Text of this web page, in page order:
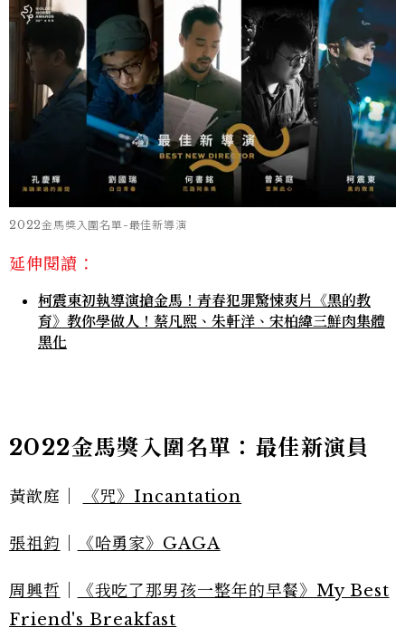
2022金馬獎入圍名單-最佳新導演
延伸閱讀：
柯震東初執導演搶金馬！青春犯罪驚悚爽片《黑的教
育》教你學做人！蔡凡熙、朱軒洋、宋柏緯三鮮肉集體
黑化
2022金馬獎入圍名單：最佳新演員
黃歆庭｜ 《咒》Incantation
張祖鈞 《哈勇家》GAGA
周興哲
《我吃了那男孩一整年的早餐》My Best
Friend's Breakfast